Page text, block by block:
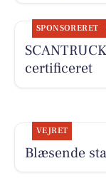
SPONSORERET
certificeret
VEJRET
Blæsende